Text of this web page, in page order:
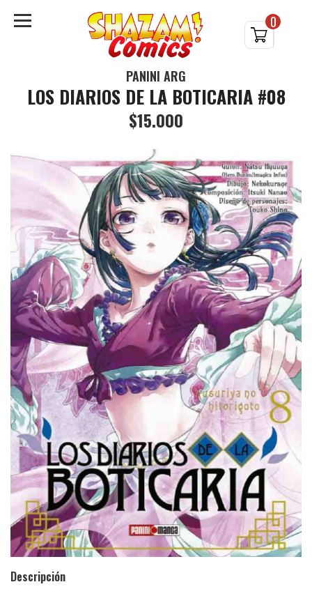
0
PANINI ARG
LOS DIARIOS DE LA BOTICARIA #08
$15.000
Descripción